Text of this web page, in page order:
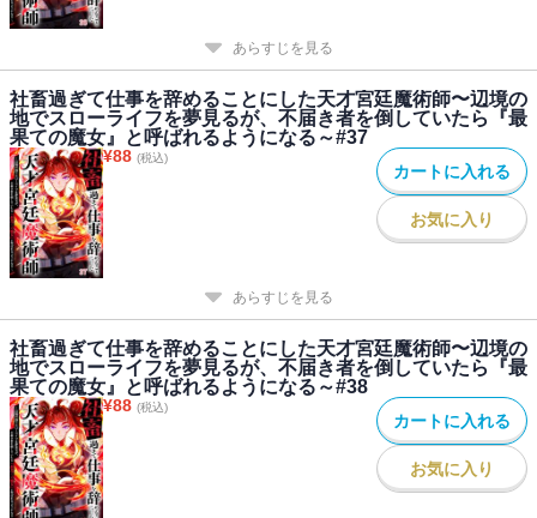
あらすじを見る
社畜過ぎて仕事を辞めることにした天才宮廷魔術師〜辺境の
地でスローライフを夢見るが、不届き者を倒していたら『最
果ての魔女』と呼ばれるようになる～#37
¥88 (税込)
カートに入れる
お気に入り
あらすじを見る
社畜過ぎて仕事を辞めることにした天才宮廷魔術師〜辺境の
地でスローライフを夢見るが、不届き者を倒していたら『最
果ての魔女』と呼ばれるようになる～#38
¥88 (税込)
カートに入れる
お気に入り